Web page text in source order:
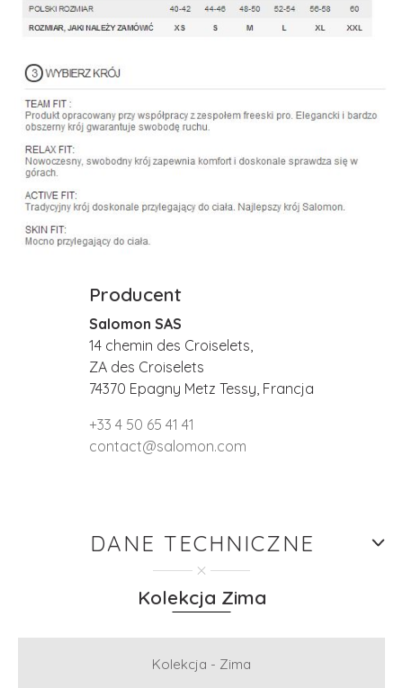
Producent
Salomon SAS
14 chemin des Croiselets,
ZA des Croiselets
74370 Epagny Metz Tessy, Francja
+33 4 50 65 41 41
contact@salomon.com
DANE TECHNICZNE
Kolekcja Zima
Kolekcja - Zima